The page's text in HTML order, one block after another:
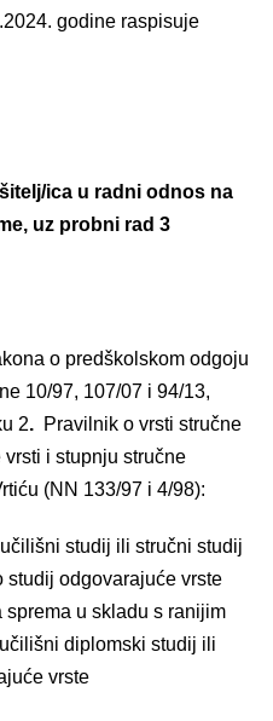
godine raspisuje
ica u radni odnos na
uz probni rad 3
o predškolskom odgoju
10/97, 107/07 i 94/13,
2. Pravilnik o vrsti stručne
i stupnju stručne
(NN 133/97 i 4/98):
studij ili stručni studij
studij odgovarajuće vrste
sprema u skladu s ranijim
diplomski studij ili
vrste